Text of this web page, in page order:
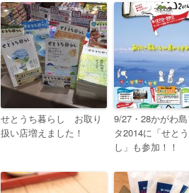
せとうち暮らし お取り
扱い店増えました！
9/27・28かがわ
タ2014に「せと
し」も参加！！